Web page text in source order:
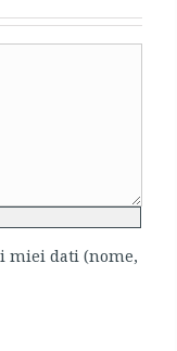
miei dati (nome,